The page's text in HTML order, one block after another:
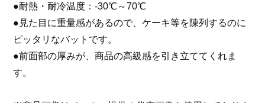
●耐熱・耐冷温度：-30℃～70℃
●見た目に重量感があるので、ケーキ等を陳列するのに
ピッタリなバットです。
●前面部の厚みが、商品の高級感を引き立ててくれま
す。